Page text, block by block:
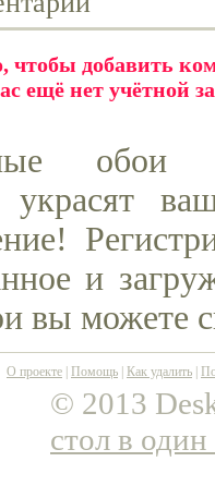
чтобы добавить
ещё нет учётной
украсят
и
вы можете
О проекте Помощь Как удалить
© 2013
стол в